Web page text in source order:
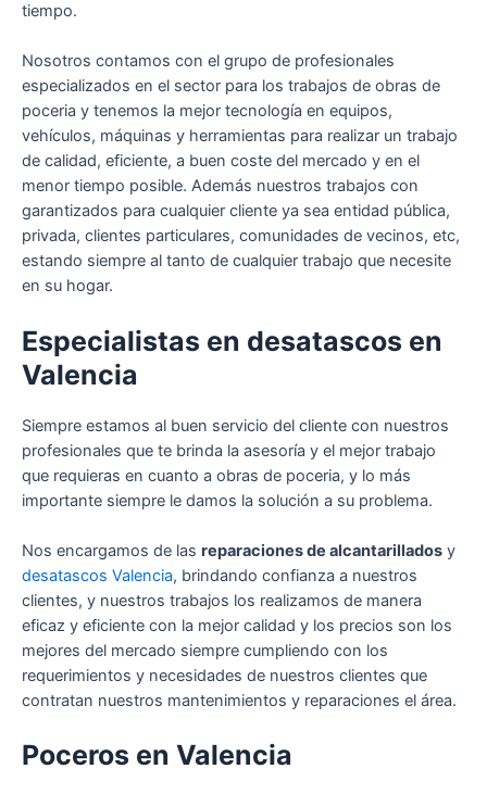
tiempo.
Nosotros contamos con el grupo de profesionales
especializados en el sector para los trabajos de obras de
poceria y tenemos la mejor tecnología en equipos,
vehículos, máquinas y herramientas para realizar un trabajo
de calidad, eficiente, a buen coste del mercado y en el
menor tiempo posible. Además nuestros trabajos con
garantizados para cualquier cliente ya sea entidad pública,
privada, clientes particulares, comunidades de vecinos, etc,
estando siempre al tanto de cualquier trabajo que necesite
en su hogar.
Especialistas en desatascos en
Valencia
Siempre estamos al buen servicio del cliente con nuestros
profesionales que te brinda la asesoría y el mejor trabajo
que requieras en cuanto a obras de poceria, y lo más
importante siempre le damos la solución a su problema.
Nos encargamos de las reparaciones de alcantarillados y
desatascos Valencia, brindando confianza a nuestros
clientes, y nuestros trabajos los realizamos de manera
eficaz y eficiente con la mejor calidad y los precios son los
mejores del mercado siempre cumpliendo con los
requerimientos y necesidades de nuestros clientes que
contratan nuestros mantenimientos y reparaciones el área.
‎Poceros en Valencia